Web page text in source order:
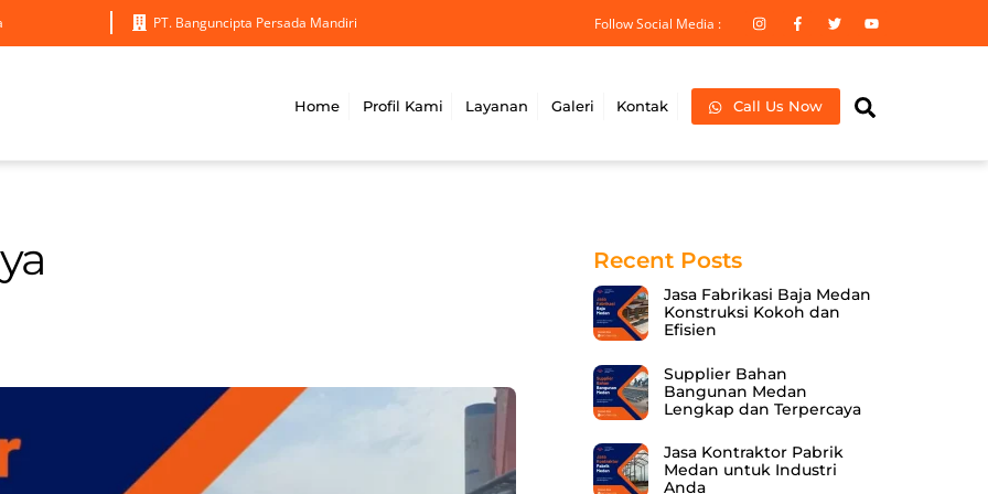
PT. Banguncipta Persada Mandiri Follow Social Media :
Home Profil Kami Layanan Galeri Kontak Call Us Now
Recent Posts
Jasa Fabrikasi Baja Medan
Konstruksi Kokoh dan
Efisien
Supplier Bahan
Bangunan Medan
Lengkap dan Terpercaya
Jasa Kontraktor Pabrik
Medan untuk Industri
Anda